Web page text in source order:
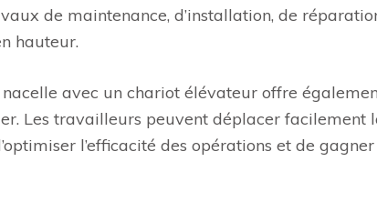
de maintenance, d’installation, de
hauteur.
nacelle avec un chariot élévateur offre
Les travailleurs peuvent déplacer facilement
l’efficacité des opérations et de